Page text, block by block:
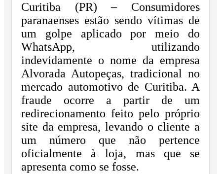
Curitiba (PR) – Consumidores
paranaenses estão sendo vítimas de
um golpe aplicado por meio do
WhatsApp, utilizando
indevidamente o nome da empresa
Alvorada Autopeças, tradicional no
mercado automotivo de Curitiba. A
fraude ocorre a partir de um
redirecionamento feito pelo próprio
site da empresa, levando o cliente a
um número que não pertence
oficialmente à loja, mas que se
apresenta como se fosse.